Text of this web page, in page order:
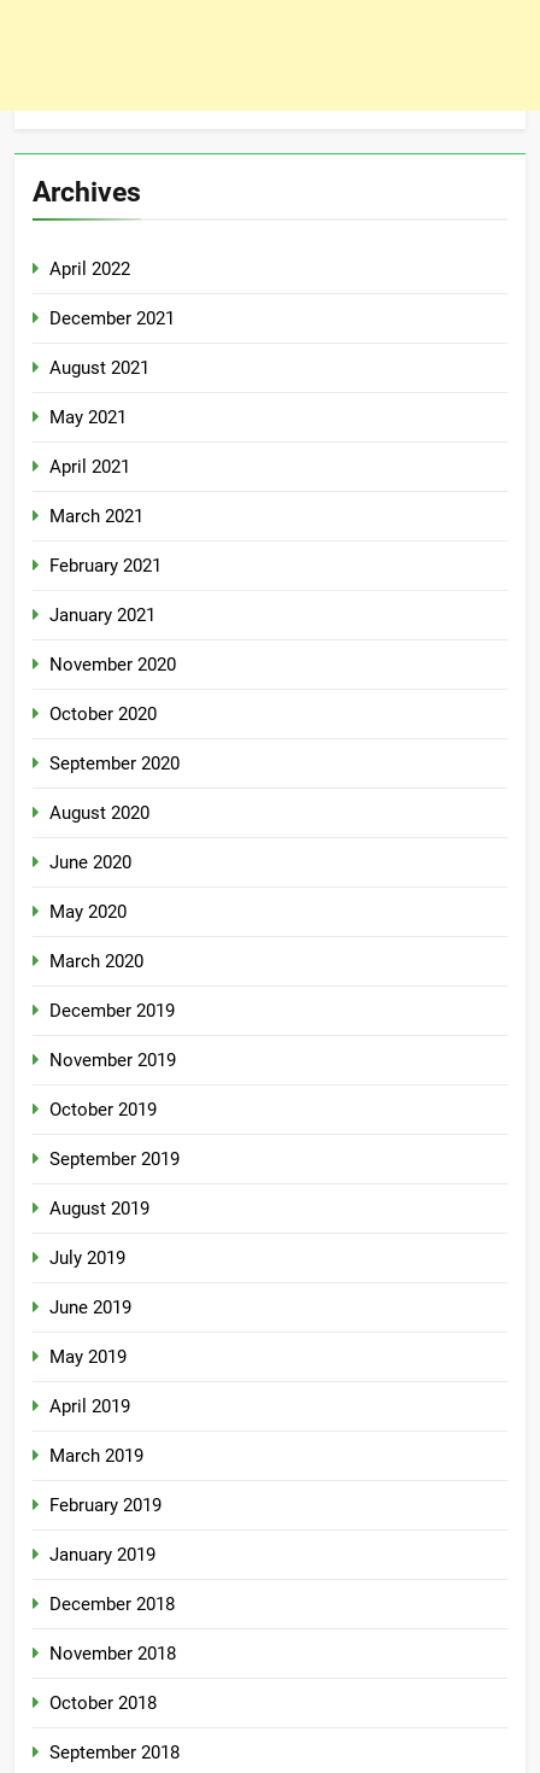
Archives
April 2022
December 2021
August 2021
May 2021
April 2021
March 2021
February 2021
January 2021
November 2020
October 2020
September 2020
August 2020
June 2020
May 2020
March 2020
December 2019
November 2019
October 2019
September 2019
August 2019
July 2019
June 2019
May 2019
April 2019
March 2019
February 2019
January 2019
December 2018
November 2018
October 2018
September 2018